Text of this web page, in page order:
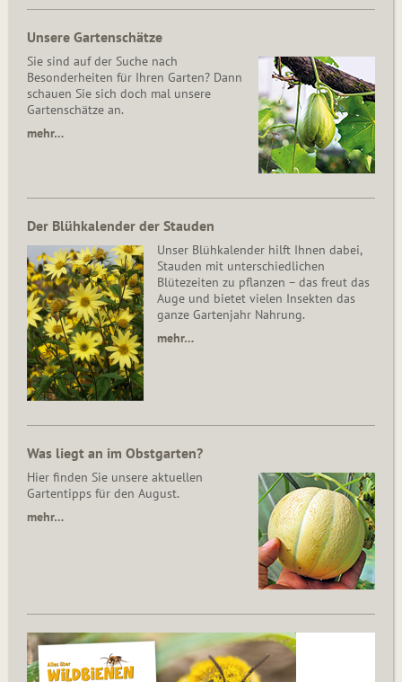
Unsere Gartenschätze
Sie sind auf der Suche nach
Besonderheiten für Ihren Garten? Dann
schauen Sie sich doch mal unsere
Gartenschätze an.
mehr…
Der Blühkalender der Stauden
Unser Blühkalender hilft Ihnen dabei,
Stauden mit unterschiedlichen
Blütezeiten zu pflanzen – das freut das
Auge und bietet vielen Insekten das
ganze Gartenjahr Nahrung.
mehr…
Was liegt an im Obstgarten?
Hier finden Sie unsere aktuellen
Gartentipps für den August.
mehr…